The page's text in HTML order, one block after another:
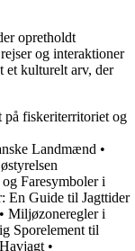
opretholdt
og interaktioner
et kulturelt arv, der
på fiskeriterritoriet og
Landmænd •
Faresymboler i
En Guide til Jagttider
• Miljøzoneregler i
Sporelement til
•